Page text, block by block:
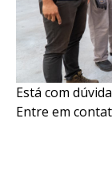
Está com
Entre em